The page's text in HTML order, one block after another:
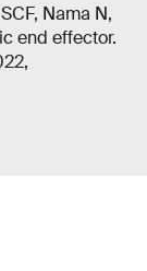
Nama N,
end effector.